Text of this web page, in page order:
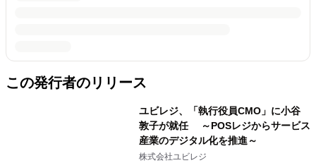
この発行者のリリース
ユビレジ、「執行役員CMO」に小谷
敦子が就任 ～POSレジからサービス
産業のデジタル化を推進～
株式会社ユビレジ